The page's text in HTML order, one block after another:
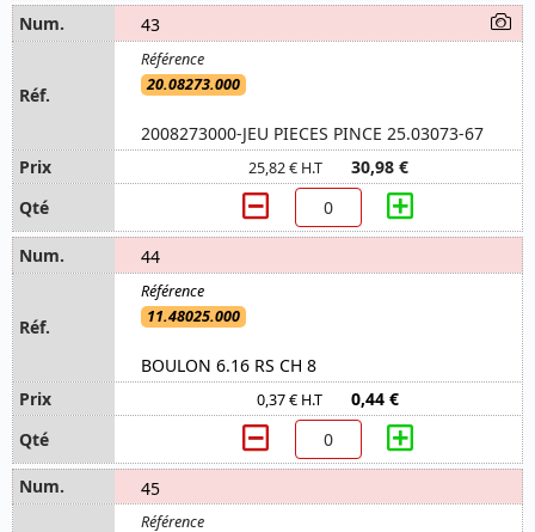
43
20.08273.000
2008273000-JEU PIECES PINCE 25.03073-67
25,82 € H.T 30,98 €
44
11.48025.000
BOULON 6.16 RS CH 8
0,37 € H.T 0,44 €
45